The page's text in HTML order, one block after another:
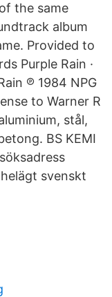
the same
album
Provided to
Purple Rain ·
℗ 1984 NPG
to Warner R
stål,
BS KEMI
svenskt